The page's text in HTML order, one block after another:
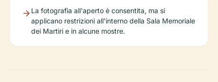
La fotografia all'aperto è consentita, ma si
applicano restrizioni all'interno della Sala Memoriale
dei Martiri e in alcune mostre.